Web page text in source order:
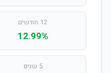
12 חודשים
12.99%
5 שנים